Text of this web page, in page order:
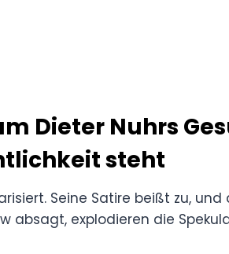
Dieter Nuhrs
steht
Seine Satire beißt zu,
absagt, explodieren die